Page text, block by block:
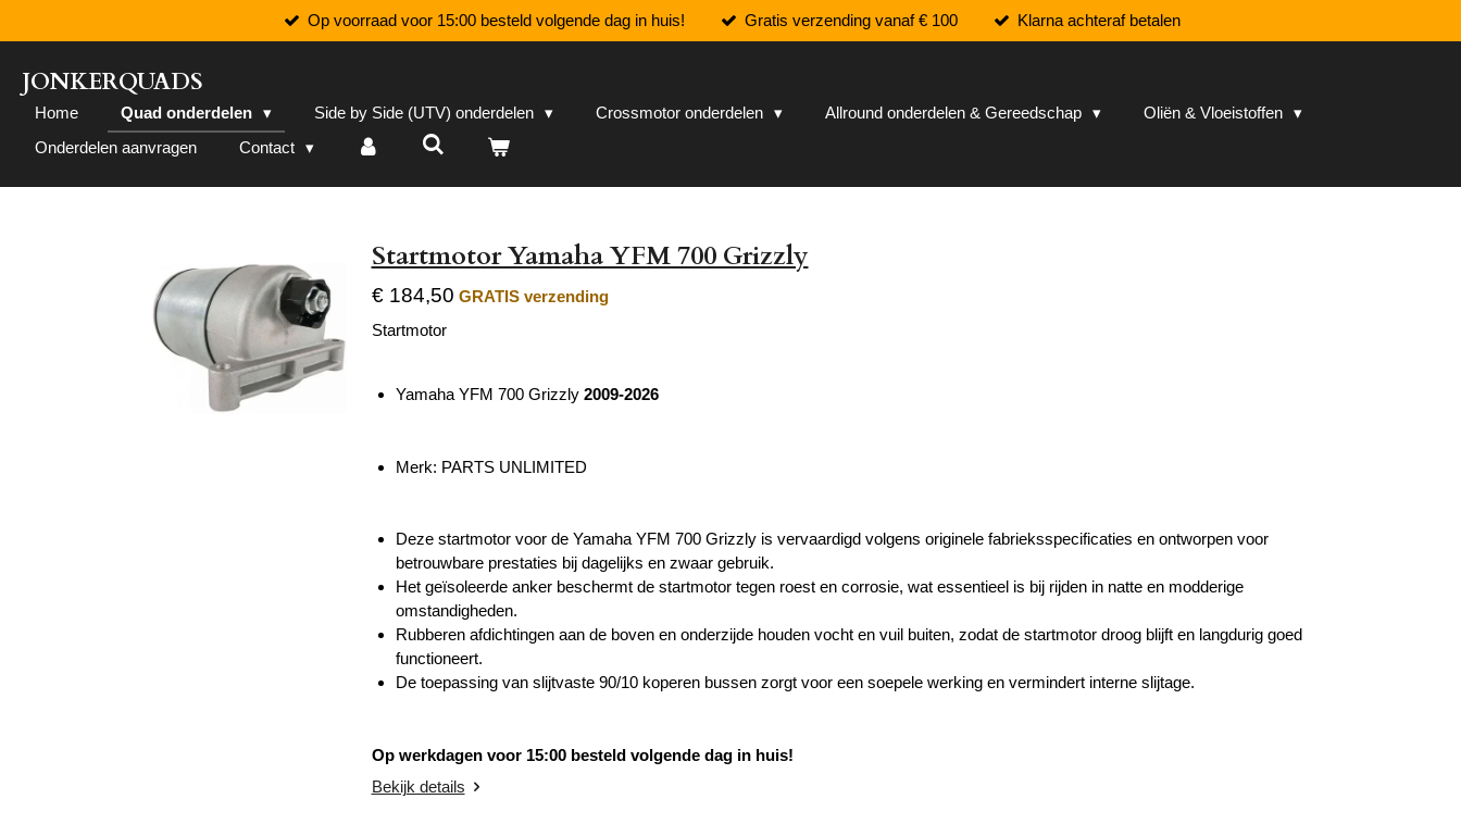
direct
naar
de
hoofdinhoud
Op voorraad voor 15:00 besteld volgende dag in huis! Gratis verzending vanaf € 100 Klarna achteraf betalen
JONKERQUADS
Home Quad onderdelen Side by Side (UTV) onderdelen Crossmotor onderdelen Allround onderdelen & Gereedschap
Oliën & Vloeistoffen
Onderdelen aanvragen
Contact
Startmotor Yamaha YFM 700 Grizzly
€ 184,50 GRATIS verzending
Startmotor
Yamaha YFM 700 Grizzly 2009-2026
Merk: PARTS UNLIMITED
Deze startmotor voor de Yamaha YFM 700 Grizzly is vervaardigd volgens originele fabrieksspecificaties en ontworpen voor
betrouwbare prestaties bij dagelijks en zwaar gebruik.
Het geïsoleerde anker beschermt de startmotor tegen roest en corrosie, wat essentieel is bij rijden in natte en modderige
omstandigheden.
Rubberen afdichtingen aan de boven en onderzijde houden vocht en vuil buiten, zodat de startmotor droog blijft en langdurig goed
functioneert.
De toepassing van slijtvaste 90/10 koperen bussen zorgt voor een soepele werking en vermindert interne slijtage.
Op werkdagen voor 15:00 besteld volgende dag in huis!
Bekijk details